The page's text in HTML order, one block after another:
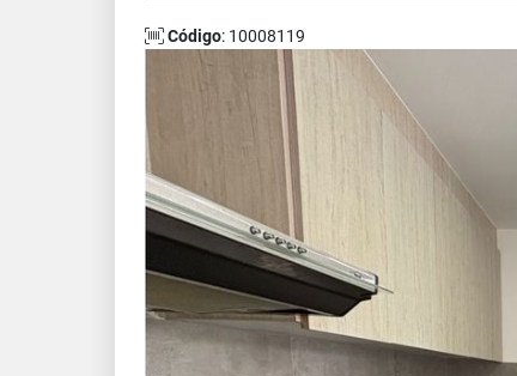
Código: 10008119